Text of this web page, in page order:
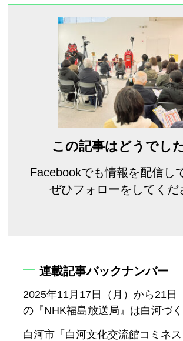
この記事はどうでし
Facebookでも情報を配信し
ぜひフォローをしてくだ
連載記事バックナンバー
2025年11月17日（月）から21日
の『NHK福島放送局』は白河づ
白河市「白河文化交流館コミネ